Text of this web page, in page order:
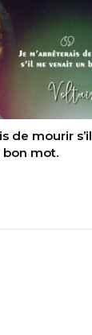
de mourir s’il
bon mot.